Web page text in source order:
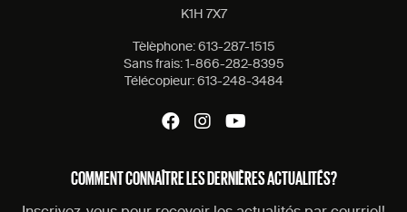
K1H 7X7
Tèlèphone: 613-287-1515
Sans frais: 1-866-282-8395
Télécopieur: 613-248-3484
COMMENT CONNAÎTRE LES DERNIÈRES ACTUALITÉS?